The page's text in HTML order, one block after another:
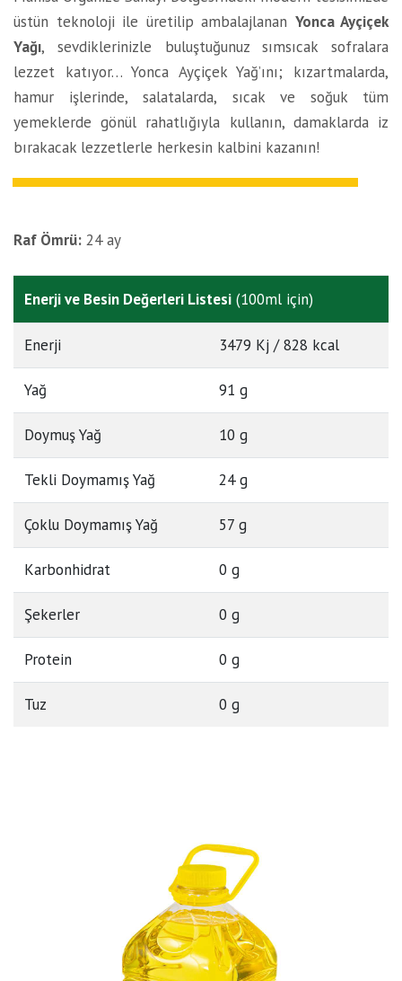
üstün teknoloji ile üretilip ambalajlanan Yonca Ayçiçek
Yağı, sevdiklerinizle buluştuğunuz sımsıcak sofralara
lezzet katıyor… Yonca Ayçiçek Yağ’ını; kızartmalarda,
hamur işlerinde, salatalarda, sıcak ve soğuk tüm
yemeklerde gönül rahatlığıyla kullanın, damaklarda iz
bırakacak lezzetlerle herkesin kalbini kazanın!
Raf Ömrü: 24 ay
Enerji ve Besin Değerleri Listesi (100ml için)
Enerji 3479 Kj / 828 kcal
Yağ 91 g
Doymuş Yağ 10 g
Tekli Doymamış Yağ 24 g
Çoklu Doymamış Yağ 57 g
Karbonhidrat 0 g
Şekerler 0 g
Protein 0 g
Tuz 0 g